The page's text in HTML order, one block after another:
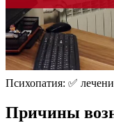
Психопатия: ✅
Причины